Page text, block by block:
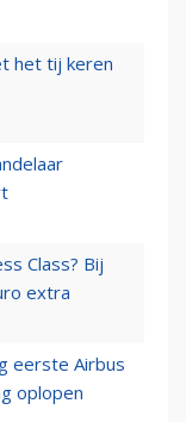
het tij keren
Class? Bij
extra
eerste Airbus
oplopen